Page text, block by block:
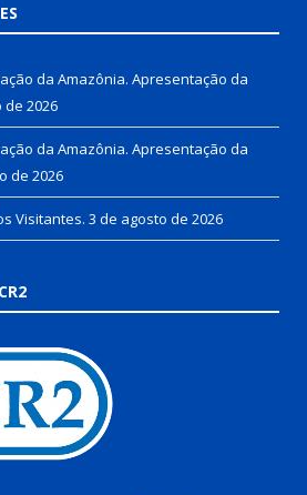
da Amazônia. Apresentação da
de 2026
da Amazônia. Apresentação da
de 2026
Visitantes. 3 de agosto de 2026